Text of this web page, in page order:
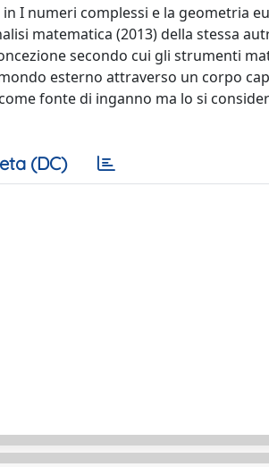
I numeri complessi e la geometria
matematica (2013) della stessa
secondo cui gli strumenti
esterno attraverso un corpo
fonte di inganno ma lo si
(DC)